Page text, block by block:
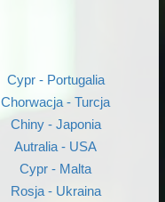
Cypr - Portugalia
Chorwacja - Turcja
Chiny - Japonia
Autralia - USA
Cypr - Malta
Rosja - Ukraina